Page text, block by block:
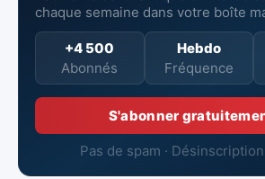
chaque semaine dans votre boîte
+4 500
Abonnés
Hebdo
Fréquence
S'abonner
Pas de spam ·